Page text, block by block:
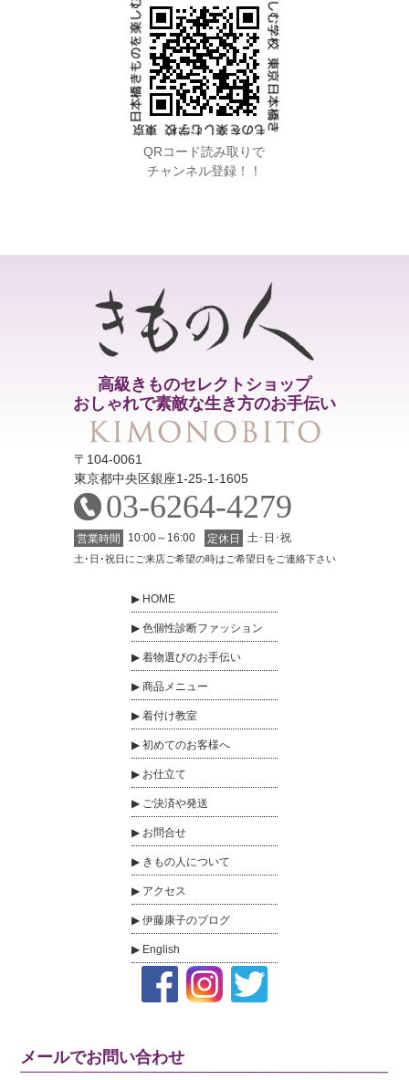
QRコード読み取りで
チャンネル登録！！
高級きものセレクトショップ
おしゃれで素敵な生き方のお手伝い
〒104-0061
東京都中央区銀座1-25-1-1605
03-6264-4279
営業時間 10:00～16:00 定休日 土･日･祝
土･日･祝日にご来店ご希望の時はご希望日をご連絡下さい
HOME
色個性診断ファッション
着物選びのお手伝い
商品メニュー
着付け教室
初めてのお客様へ
お仕立て
ご決済や発送
お問合せ
きもの人について
アクセス
伊藤康子のブログ
English
メールでお問い合わせ